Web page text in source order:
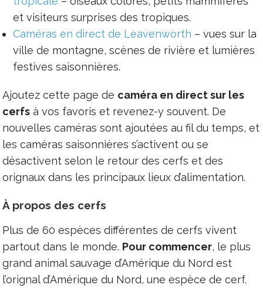
et visiteurs surprises des tropiques.
Caméras en direct de Leavenworth – vues sur la
ville de montagne, scènes de rivière et lumières
festives saisonnières.
Ajoutez cette page de caméra en direct sur les
cerfs à vos favoris et revenez-y souvent. De
nouvelles caméras sont ajoutées au fil du temps, et
les caméras saisonnières s’activent ou se
désactivent selon le retour des cerfs et des
orignaux dans les principaux lieux d’alimentation.
À propos des cerfs
Plus de 60 espèces différentes de cerfs vivent
partout dans le monde. Pour commencer, le plus
grand animal sauvage d’Amérique du Nord est
l’orignal d’Amérique du Nord, une espèce de cerf.